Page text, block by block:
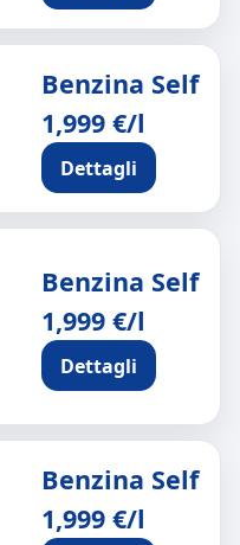
Benzina Self
1,999 €/l
Dettagli
Benzina Self
1,999 €/l
Dettagli
Benzina Self
1,999 €/l